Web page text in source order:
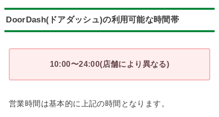
DoorDash(ドアダッシュ)の利用可能な時間帯
10:00〜24:00(店舗により異なる)
営業時間は基本的に上記の時間となります。